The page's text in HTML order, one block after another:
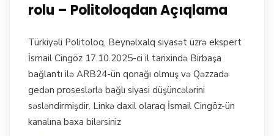
rolu – Politoloqdan Açıqlama
Türkiyəli Politoloq, Beynəlxalq siyasət üzrə ekspert
İsmail Cingöz 17.10.2025-ci il tarixində Birbaşa
bağlantı ilə ARB24-ün qonağı olmuş və Qəzzadə
gedən proseslərlə bağlı siyasi düşüncələrini
səsləndirmişdir. Linkə daxil olaraq İsmail Cingöz-ün
kanalına baxa bilərsiniz